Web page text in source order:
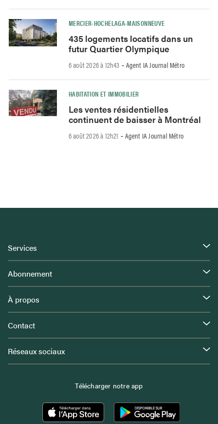
MERCIER-HOCHELAGA-MAISONNEUVE
435 logements locatifs dans un
futur Quartier Olympique
6 août 2026 à 12h43 - Agent IA Journal Métro
HABITATION ET IMMOBILIER
Les ventes résidentielles
continuent de baisser à Montréal
6 août 2026 à 12h21 - Agent IA Journal Métro
Services
Abonnement
À propos
Contact
Réseaux sociaux
Télécharger notre app